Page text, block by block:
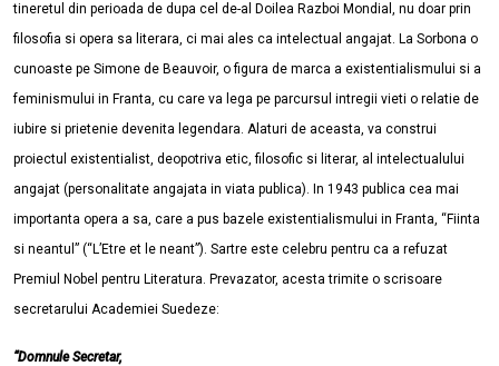
tineretul din perioada de dupa cel de-al Doilea Razboi Mondial, nu doar prin
filosofia si opera sa literara, ci mai ales ca intelectual angajat. La Sorbona o
cunoaste pe Simone de Beauvoir, o figura de marca a existentialismului si a
feminismului in Franta, cu care va lega pe parcursul intregii vieti o relatie de
iubire si prietenie devenita legendara. Alaturi de aceasta, va construi
proiectul existentialist, deopotriva etic, filosofic si literar, al intelectualului
angajat (personalitate angajata in viata publica). In 1943 publica cea mai
importanta opera a sa, care a pus bazele existentialismului in Franta, “Fiinta
si neantul” (“L’Etre et le neant”). Sartre este celebru pentru ca a refuzat
Premiul Nobel pentru Literatura. Prevazator, acesta trimite o scrisoare
secretarului Academiei Suedeze:
“Domnule Secretar,